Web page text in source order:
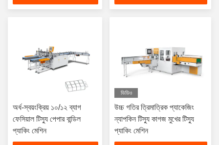
অর্ধ-স্বয়ংক্রিয় ১০/১২ ব্যাগ
ফেসিয়াল টিস্যু পেপার বান্ডিল
প্যাকিং মেশিন
ভিডিও
উচ্চ গতির ত্রিমাত্রিক প্যাকেজিং
ন্যাপকিন টিস্যু কাগজ মুখের টিস্যু
প্যাকিং মেশিন